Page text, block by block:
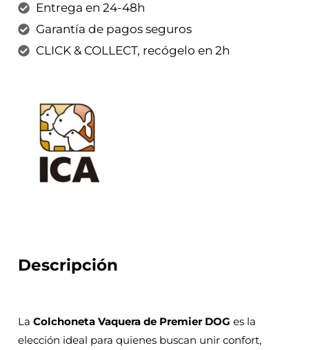
Entrega en 24-48h
Garantía de pagos seguros
CLICK & COLLECT, recógelo en 2h
Descripción
LaColchoneta Vaquera de Premier DOG es la
elección ideal para quienes buscan unir confort,